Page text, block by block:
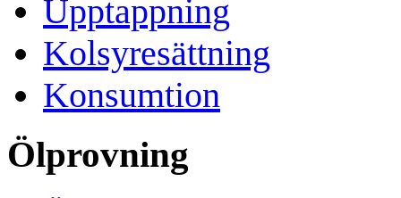
Upptappning
Kolsyresättning
Konsumtion
Ölprovning